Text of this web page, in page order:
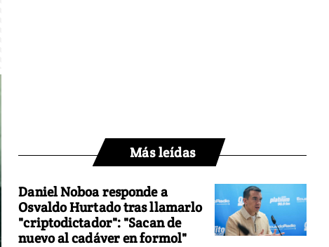
Más leídas
Daniel Noboa responde a
Osvaldo Hurtado tras llamarlo
"criptodictador": "Sacan de
nuevo al cadáver en formol"